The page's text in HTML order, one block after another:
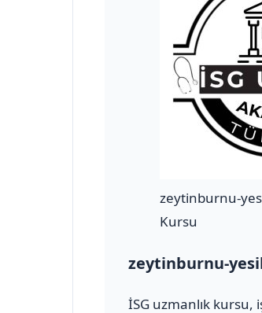
zeytinburnu-
Kursu
zeytinburnu-
İSG uzmanlık kursu,